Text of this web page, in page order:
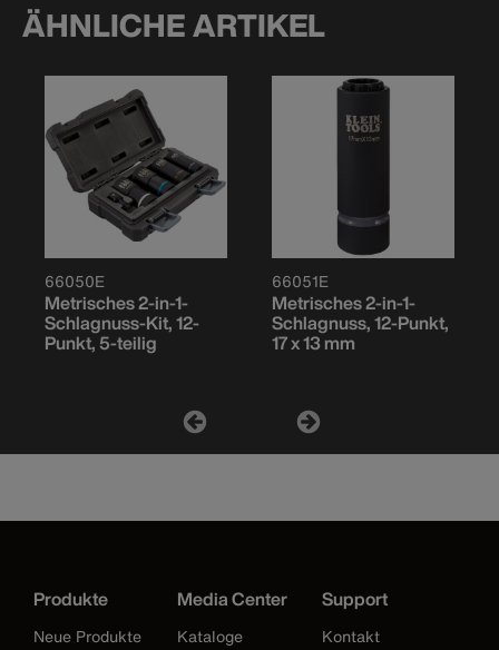
ÄHNLICHE ARTIKEL
66050E
Metrisches 2-in-1-
Schlagnuss-Kit, 12-
Punkt, 5-teilig
66051E
Metrisches 2-in-1-
Schlagnuss, 12-Punkt,
17 x 13 mm
Produkte
Neue Produkte
Media Center
Kataloge
Support
Kontakt